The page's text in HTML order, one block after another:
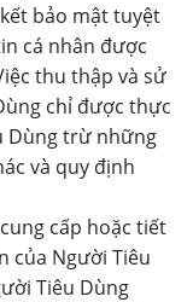
bảo mật tuyệt
cá nhân được
thu thập và sử
chỉ được thực
Dùng trừ những
và quy định
cấp hoặc tiết
của Người Tiêu
Tiêu Dùng